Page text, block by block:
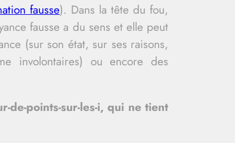
fausse). Dans la tête du fou,
fausse a du sens et elle peut
(sur son état, sur ses raisons,
involontaires) ou encore des
de-points-sur-les-i, qui ne tient